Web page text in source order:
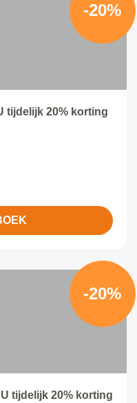
-20%
tijdelijk 20% korting
-20%
tijdelijk 20% korting